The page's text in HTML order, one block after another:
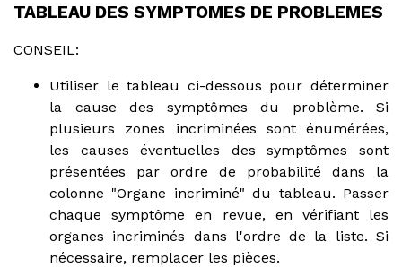
TABLEAU DES SYMPTOMES DE PROBLEMES
CONSEIL:
Utiliser le tableau ci-dessous pour déterminer
la cause des symptômes du problème. Si
plusieurs zones incriminées sont énumérées,
les causes éventuelles des symptômes sont
présentées par ordre de probabilité dans la
colonne "Organe incriminé" du tableau. Passer
chaque symptôme en revue, en vérifiant les
organes incriminés dans l'ordre de la liste. Si
nécessaire, remplacer les pièces.